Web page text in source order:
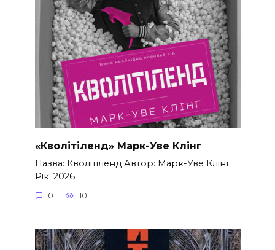
«Кволітіленд» Марк-Уве Клінг
Назва: Кволітіленд Автор: Марк-Уве Клінг
Рік: 2026
0 10